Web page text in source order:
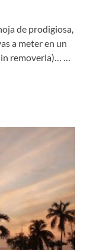
de prodigiosa,
a meter en un
removerla)… …